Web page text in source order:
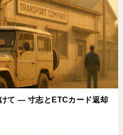
て ― 寸志とETCカード返却